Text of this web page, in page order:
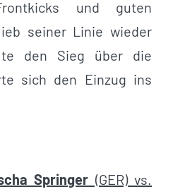
und guten
seiner Linie wieder
den Sieg über die
sich den Einzug ins
Springer (GER) vs.